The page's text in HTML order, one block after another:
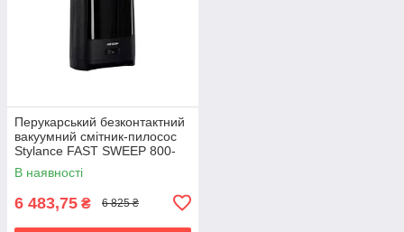
Перукарський безконтактний
вакуумний смітник-пилосос
Stylance FAST SWEEP 800-
002 | Автоматичний пилосос
для збору сміття з
В наявності
6 483,75 ₴ 6 825 ₴